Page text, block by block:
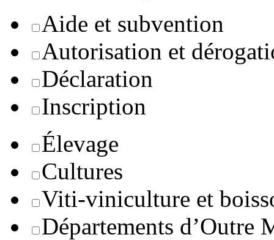
Aide et subvention
Autorisation et
Déclaration
Inscription
Élevage
Cultures
Viti-viniculture et
Départements d’Outre